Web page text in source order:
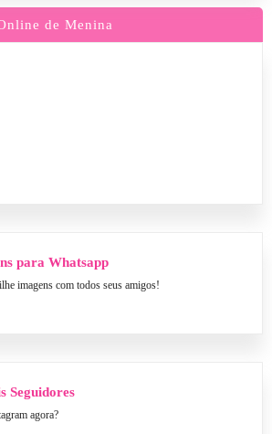
de Menina
para Whatsapp
imagens com todos seus amigos!
Seguidores
agora?